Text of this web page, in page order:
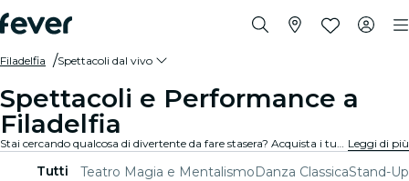
Filadelfia Spettacoli dal vivo
Spettacoli e Performance a
Filadelfia
Stai cercando qualcosa di divertente da fare stasera? Acquista i tuoi biglietti per i migliori spettacoli dal vivo a Filadelfia: teatro, stand-up comedy, musical, magia e molto altro. Leggi di più
Tutti Teatro Magia e MentalismoDanza ClassicaStand-